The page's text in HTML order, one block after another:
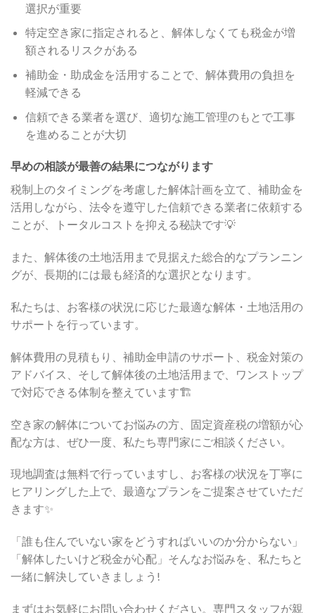
選択が重要
特定空き家に指定されると、解体しなくても税金が増
額されるリスクがある
補助金・助成金を活用することで、解体費用の負担を
軽減できる
信頼できる業者を選び、適切な施工管理のもとで工事
を進めることが大切
早めの相談が最善の結果につながります
税制上のタイミングを考慮した解体計画を立て、補助金を
活用しながら、法令を遵守した信頼できる業者に依頼する
ことが、トータルコストを抑える秘訣です💡
また、解体後の土地活用まで見据えた総合的なプランニン
グが、長期的には最も経済的な選択となります。
私たちは、お客様の状況に応じた最適な解体・土地活用の
サポートを行っています。
解体費用の見積もり、補助金申請のサポート、税金対策の
アドバイス、そして解体後の土地活用まで、ワンストップ
で対応できる体制を整えています🏗️
空き家の解体についてお悩みの方、固定資産税の増額が心
配な方は、ぜひ一度、私たち専門家にご相談ください。
現地調査は無料で行っていますし、お客様の状況を丁寧に
ヒアリングした上で、最適なプランをご提案させていただ
きます✨
「誰も住んでいない家をどうすればいいのか分からない」
「解体したいけど税金が心配」そんなお悩みを、私たちと
一緒に解決していきましょう!
まずはお気軽にお問い合わせください。専門スタッフが親